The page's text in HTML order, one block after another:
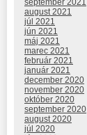
august 2021
júl 2021
jún 2021
máj 2021
marec 2021
február 2021
január 2021
december 2020
november 2020
október 2020
september 2020
august 2020
júl 2020